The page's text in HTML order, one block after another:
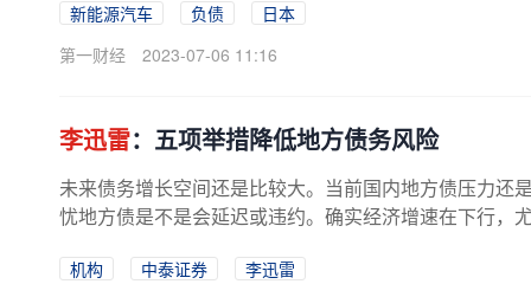
新能源汽车 负债
日本
第一财经
2023-07-06 11:16
李迅雷：五项举措降低地方债务风险
未来债务增长空间还是比较大。当前国内地方债压力还
忧地方债是不是会延迟或违约。确实经济增速在下行，
机构 中泰证券
李迅雷